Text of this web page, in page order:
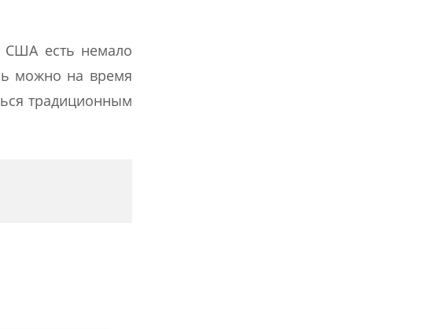
США есть немало
можно на время
традиционным